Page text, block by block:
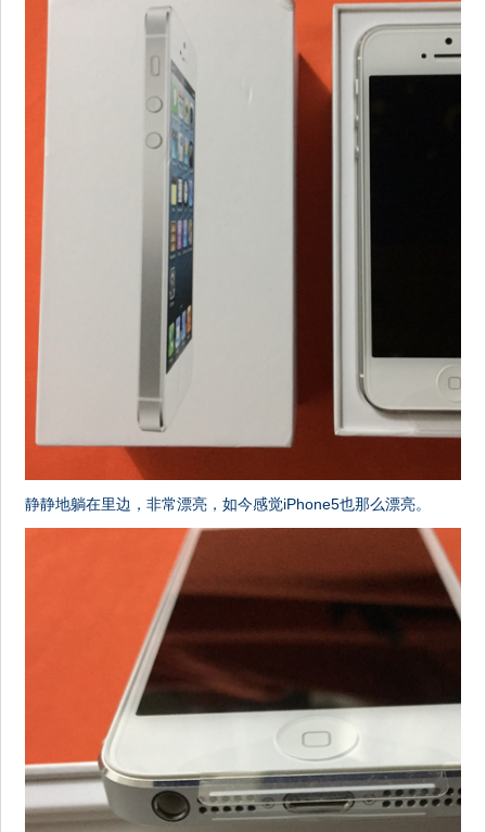
静静地躺在里边，非常漂亮，如今感觉iPhone5也那么漂亮。